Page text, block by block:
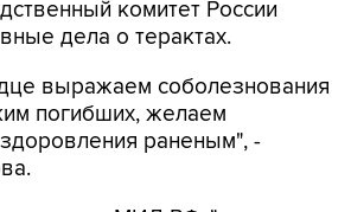
Белгород МИД РФ Нижнекамск
на профессиональную ленту
рассылку главных новостей сайта